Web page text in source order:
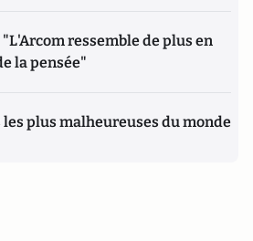
ressemble de plus en
la pensée"
les plus malheureuses du monde